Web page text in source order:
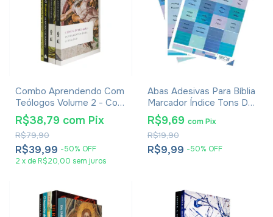
Combo Aprendendo Com
Teólogos Volume 2 - Com
4 Livros
R$39,99 -50% OFF
R$79,90
R$38,79 com Pix
2 x de R$20,00 sem juros
Abas Adesivas Para Bíblia
Marcador Índice Tons De
Azul Pacote Com 3
R$9,99 -50% OFF
R$19,90
R$9,69 com Pix